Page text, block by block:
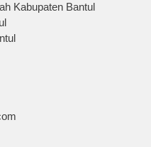
Kabupaten Bantul